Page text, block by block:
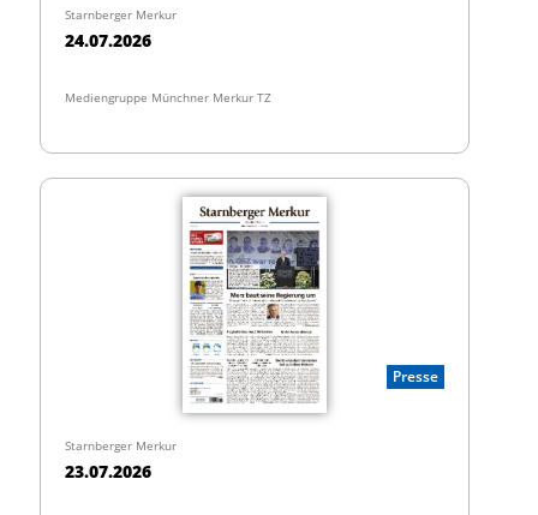
Starnberger Merkur
24.07.2026
Mediengruppe Münchner Merkur TZ
Presse
Starnberger Merkur
23.07.2026